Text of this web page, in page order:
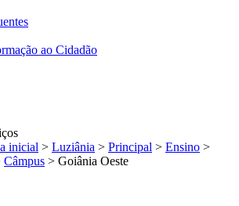
ao Cidadão
inicial > Luziânia > Principal > Ensino >
Câmpus > Goiânia Oeste